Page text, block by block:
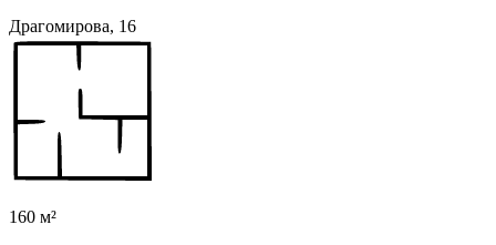
Драгомирова, 16
160 м²